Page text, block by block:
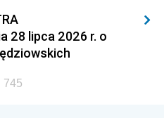
28 lipca 2026 r. o
745